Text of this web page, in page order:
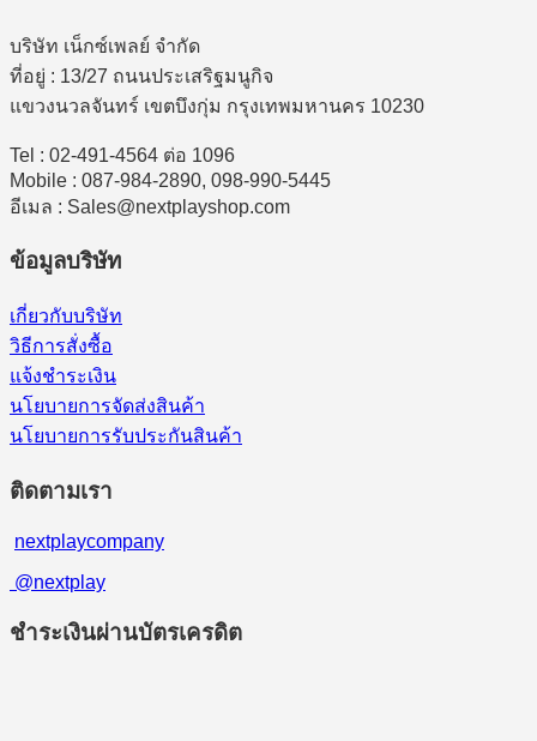
บริษัท เน็กซ์เพลย์ จำกัด
ที่อยู่ : 13/27 ถนนประเสริฐมนูกิจ
แขวงนวลจันทร์ เขตบึงกุ่ม กรุงเทพมหานคร 10230
Tel : 02-491-4564 ต่อ 1096
Mobile : 087-984-2890, 098-990-5445
อีเมล : Sales@nextplayshop.com
ข้อมูลบริษัท
เกี่ยวกับบริษัท
วิธีการสั่งซื้อ
แจ้งชำระเงิน
นโยบายการจัดส่งสินค้า
นโยบายการรับประกันสินค้า
ติดตามเรา
nextplaycompany
@nextplay
ชำระเงินผ่านบัตรเครดิต